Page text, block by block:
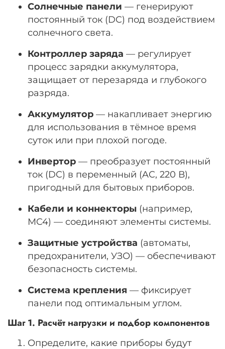
Солнечные панели — генерируют
постоянный ток (DC) под воздействием
солнечного света.
Контроллер заряда — регулирует
процесс зарядки аккумулятора,
защищает от перезаряда и глубокого
разряда.
Аккумулятор — накапливает энергию
для использования в тёмное время
суток или при плохой погоде.
Инвертор — преобразует постоянный
ток (DC) в переменный (AC, 220 В),
пригодный для бытовых приборов.
Кабели и коннекторы (например,
MC4) — соединяют элементы системы.
Защитные устройства (автоматы,
предохранители, УЗО) — обеспечивают
безопасность системы.
Система крепления — фиксирует
панели под оптимальным углом.
Шаг 1. Расчёт нагрузки и подбор компонентов
Определите, какие приборы будут